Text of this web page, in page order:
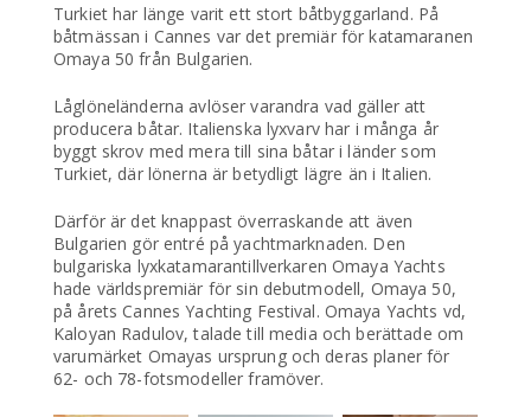
Turkiet har länge varit ett stort båtbyggarland. På
båtmässan i Cannes var det premiär för katamaranen
Omaya 50 från Bulgarien.
Låglöneländerna avlöser varandra vad gäller att
producera båtar. Italienska lyxvarv har i många år
byggt skrov med mera till sina båtar i länder som
Turkiet, där lönerna är betydligt lägre än i Italien.
Därför är det knappast överraskande att även
Bulgarien gör entré på yachtmarknaden. Den
bulgariska lyxkatamarantillverkaren Omaya Yachts
hade världspremiär för sin debutmodell, Omaya 50,
på årets Cannes Yachting Festival. Omaya Yachts vd,
Kaloyan Radulov, talade till media och berättade om
varumärket Omayas ursprung och deras planer för
62- och 78-fotsmodeller framöver.